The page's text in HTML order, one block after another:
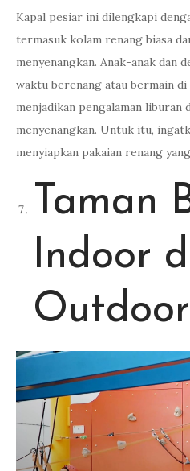
Kapal pesiar ini dilengkapi
termasuk kolam renang biasa
menyenangkan. Anak-anak dan
waktu berenang atau bermain
menjadikan pengalaman liburan
menyenangkan. Untuk itu,
menyiapkan pakaian renang
Taman
Indoor
Outdoor